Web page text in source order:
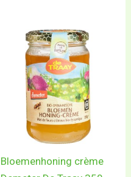
Bloemenhoning crème